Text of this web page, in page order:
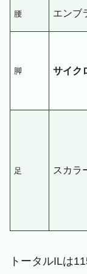
腰 エンブ
脚 サイク
足 スカラ
トータルILは